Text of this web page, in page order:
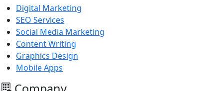
Digital Marketing
SEO Services
Social Media Marketing
Content Writing
Graphics Design
Mobile Apps